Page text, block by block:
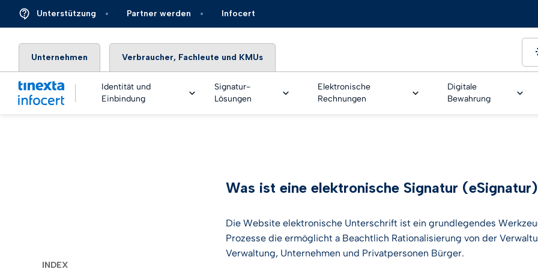
Unterstützung Partner werden Infocert
Unternehmen Verbraucher, Fachleute und KMUs
Identität und
Einbindung
Onboarding-Plattform
Technologien zur
Identifizierung
Live und Video
Identifiers
IOT security solution
Banken
Signatur-
Lösungen
eSignatur Arbeitsablauf
Echtzeit-Identifizierung für den
Elektronische
Rechnungen
Digitale
Bewahrung
Energie und
Versorgungsunternehmen
INDEX
Was ist eine elektronische Signatur
Die Website elektronische Unterschrift ist ein grundlegendes
Prozesse die ermöglicht a Beachtlich Rationalisierung von der
Verwaltung, Unternehmen und Privatpersonen Bürger.